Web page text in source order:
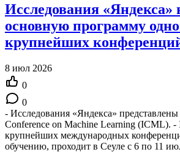
Исследования
основную программу
крупнейших
8 июл 2026
0
0
- Исследования «Яндекса»
Conference on Machine Learning (ICML).
крупнейших международных
обучению, проходит в Сеуле с 6 по 11